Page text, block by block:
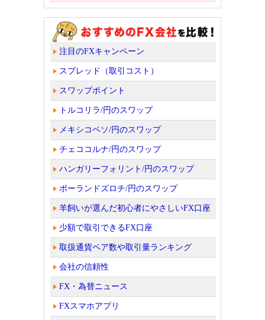
注目のFXキャンペーン
スプレッド（取引コスト）
スワップポイント
トルコリラ/円のスワップ
メキシコペソ/円のスワップ
チェココルナ/円のスワップ
ハンガリーフォリント/円のスワップ
ポーランドズロチ/円のスワップ
羊飼いが選んだ初心者にやさしいFX口座
少額で取引できるFX口座
取扱通貨ペア数や取引量ランキング
会社の信頼性
FX・為替ニュース
FXスマホアプリ